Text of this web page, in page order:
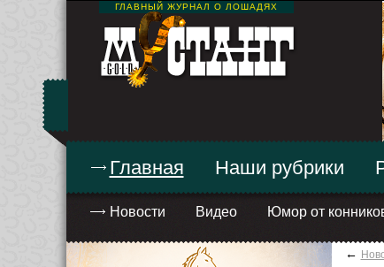
ГЛАВНЫЙ ЖУРНАЛ О ЛОШАДЯХ
Главная
Новости Видео Юмор от
Наши рубрики
←